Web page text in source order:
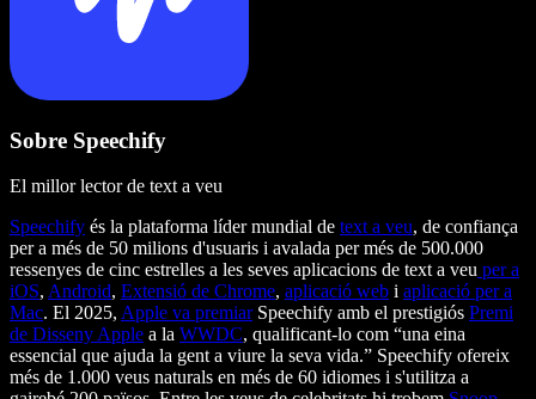
Sobre Speechify
El millor lector de text a veu
Speechify és la plataforma líder mundial de text a veu, de confiança
per a més de 50 milions d'usuaris i avalada per més de 500.000
ressenyes de cinc estrelles a les seves aplicacions de text a veu per a
iOS, Android, Extensió de Chrome, aplicació web i aplicació per a
Mac. El 2025, Apple va premiarSpeechify amb el prestigiós Premi
de Disseny Apple a la WWDC, qualificant-lo com “una eina
essencial que ajuda la gent a viure la seva vida.” Speechify ofereix
més de 1.000 veus naturals en més de 60 idiomes i s'utilitza a